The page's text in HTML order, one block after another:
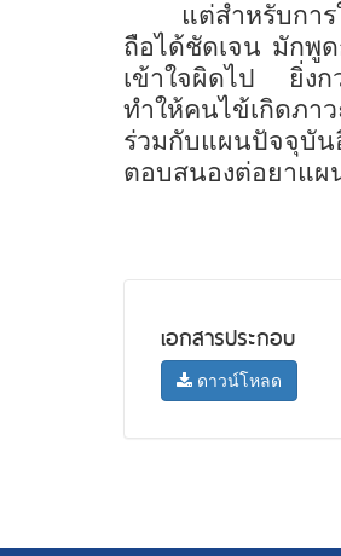
แต่สำหรับกา
ถือได้ชัดเจน มักพู
เข้าใจผิดไป
ยิ่ง
ทำให้คนไข้เกิดภา
ร่วมกับแผนปัจจุบัน
ตอบสนองต่อยาแผ
เอกสารประกอบ
ดาวน์โหลด